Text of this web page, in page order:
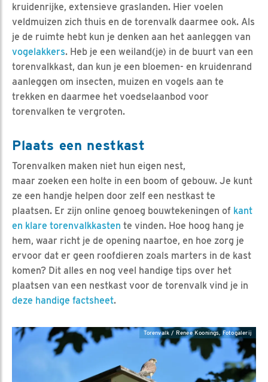
kruidenrijke, extensieve graslanden. Hier voelen
veldmuizen zich thuis en de torenvalk daarmee ook. Als
je de ruimte hebt kun je denken aan het aanleggen van
vogelakkers. Heb je een weiland(je) in de buurt van een
torenvalkkast, dan kun je een bloemen- en kruidenrand
aanleggen om insecten, muizen en vogels aan te
trekken en daarmee het voedselaanbod voor
torenvalken te vergroten.
Plaats een nestkast
Torenvalken maken niet hun eigen nest,
maar zoeken een holte in een boom of gebouw. Je kunt
ze een handje helpen door zelf een nestkast te
plaatsen. Er zijn online genoeg bouwtekeningen of kant
en klare torenvalkkasten te vinden. Hoe hoog hang je
hem, waar richt je de opening naartoe, en hoe zorg je
ervoor dat er geen roofdieren zoals marters in de kast
komen? Dit alles en nog veel handige tips over het
plaatsen van een nestkast voor de torenvalk vind je in
deze handige factsheet.
Torenvalk / Renee Koonings, Fotogalerij